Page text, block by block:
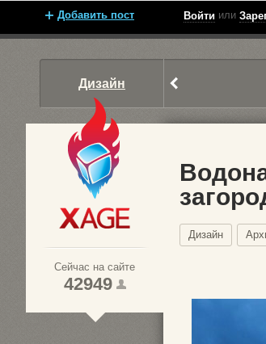
Добавить пост Войти или
Дизайн
Сейчас на сайте
42949
Дизайн